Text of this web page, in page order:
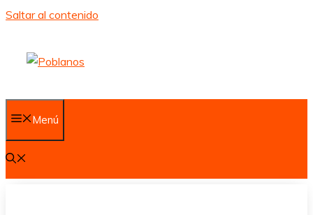
Saltar al contenido
Menú